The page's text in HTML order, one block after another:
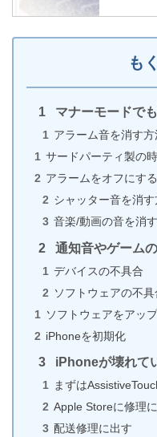
方
iPhoneに勝
iPhoneでア
注意点
【iPhone】
節法
も
マナーモードで
アラーム音を消す方
サードパーティ製の
アラームをオフにする
シャッター音を消
音楽/動画の音を消
通知音やゲーム
デバイスの不具合
ソフトウェアの不具
ソフトウェアをアッ
iPhoneを初期化
iPhoneが壊れて
まずは
Apple Storeに修理
配送修理に出す